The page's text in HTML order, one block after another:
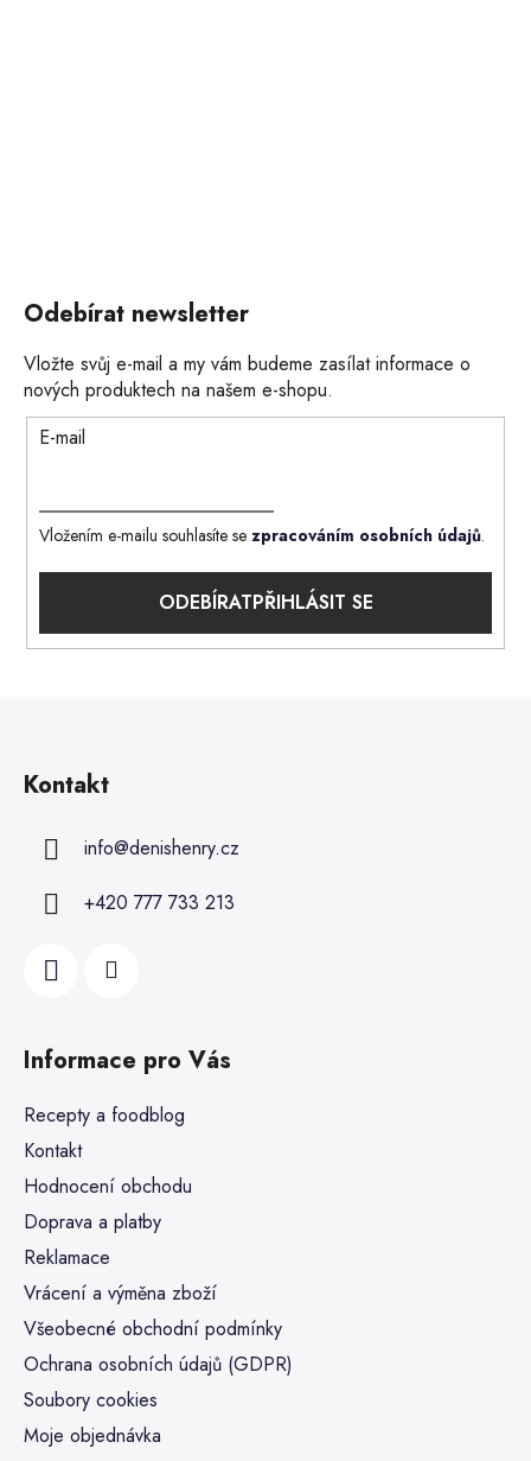
Odebírat newsletter
Vložte svůj e-mail a my vám budeme zasílat informace o
nových produktech na našem e-shopu.
E-mail
Vložením e-mailu souhlasíte se zpracováním osobních údajů.
PŘIHLÁSIT SE
Kontakt
info@denishenry.cz
+420 777 733 213
Informace pro Vás
Recepty a foodblog
Kontakt
Hodnocení obchodu
Doprava a platby
Reklamace
Vrácení a výměna zboží
Všeobecné obchodní podmínky
Ochrana osobních údajů (GDPR)
Soubory cookies
Moje objednávka